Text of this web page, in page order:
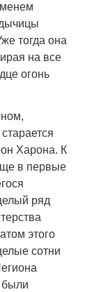
тогда она
на все
огонь
Харона. К
в первые
ряд
этого
сотни
были